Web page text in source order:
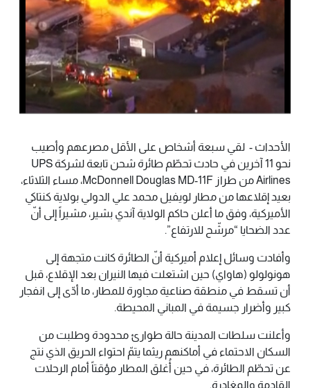
الأحداث - لقي سبعة أشخاص على الأقل مصرعهم وأصيب
نحو 11 آخرين في حادث تحطّم طائرة شحن تابعة لشركة UPS
Airlines من طراز McDonnell Douglas MD-11F، مساء الثلاثاء،
بعيد إقلاعها من مطار لويفيل محمد علي الدولي بولاية كنتاكي
الأميركية، وفق ما أعلن حاكم الولاية آندي بشير، مشيراً إلى أنّ
عدد الضحايا “مرشّح للارتفاع”.
وأفادت وسائل إعلام أميركية أنّ الطائرة كانت متجهة إلى
هونولولو (هاواي) حين اشتعلت فيها النيران بعد الإقلاع، قبل
أن تسقط في منطقة صناعية مجاورة للمطار، ما أدّى إلى انفجار
كبير وأضرار جسيمة في المباني المحيطة.
وأعلنت سلطات المدينة حالة طوارئ محدودة وطلبت من
السكان الاحتماء في أماكنهم ريثما يتمّ احتواء الحريق الذي نتج
عن تحطّم الطائرة، في حين أُغلق المطار مؤقتاً أمام الرحلات
القادمة والمغادرة.